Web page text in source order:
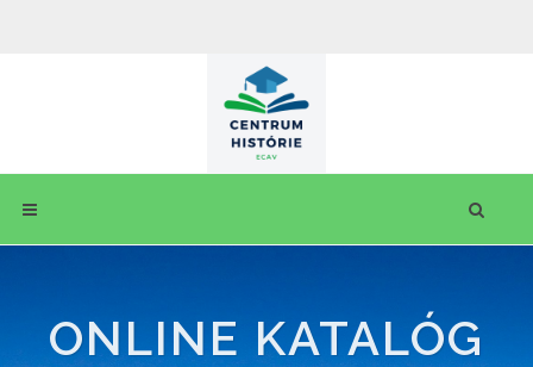
ONLINE KATALÓG